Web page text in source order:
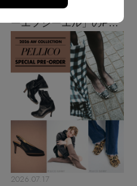
主役級ニットが揃う「シ
ーエフシーエル」のPOP
UPがスタート
2026.07.17